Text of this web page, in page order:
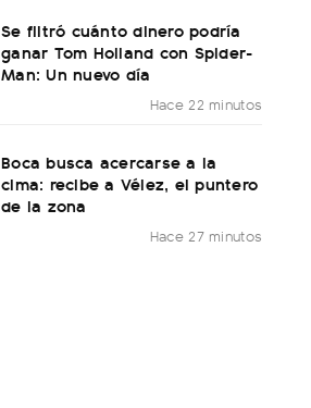
Se filtró cuánto dinero podría
ganar Tom Holland con Spider-
Man: Un nuevo día
Hace 22 minutos
Boca busca acercarse a la
cima: recibe a Vélez, el puntero
de la zona
Hace 27 minutos